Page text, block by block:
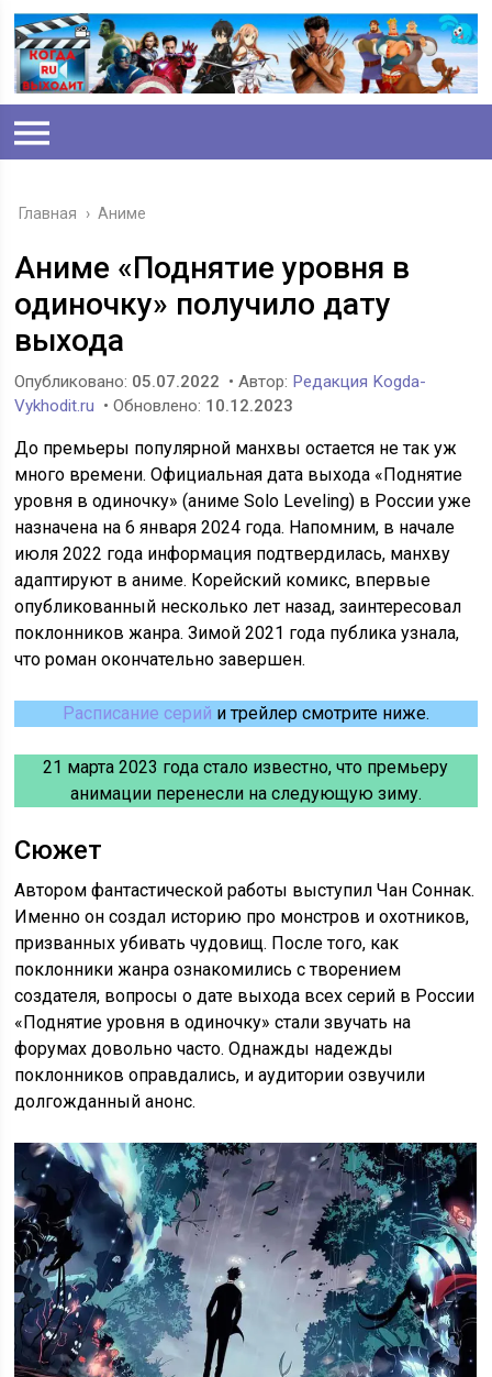
Главная › Аниме
Аниме «Поднятие уровня в
одиночку» получило дату
выхода
Опубликовано: 05.07.2022 • Автор: Редакция Kogda-
Vykhodit.ru • Обновлено: 10.12.2023
До премьеры популярной манхвы остается не так уж
много времени. Официальная дата выхода «Поднятие
уровня в одиночку» (аниме Solo Leveling) в России уже
назначена на 6 января 2024 года. Напомним, в начале
июля 2022 года информация подтвердилась, манхву
адаптируют в аниме. Корейский комикс, впервые
опубликованный несколько лет назад, заинтересовал
поклонников жанра. Зимой 2021 года публика узнала,
что роман окончательно завершен.
Расписание серий и трейлер смотрите ниже.
21 марта 2023 года стало известно, что премьеру
анимации перенесли на следующую зиму.
Сюжет
Автором фантастической работы выступил Чан Соннак.
Именно он создал историю про монстров и охотников,
призванных убивать чудовищ. После того, как
поклонники жанра ознакомились с творением
создателя, вопросы о дате выхода всех серий в России
«Поднятие уровня в одиночку» стали звучать на
форумах довольно часто. Однажды надежды
поклонников оправдались, и аудитории озвучили
долгожданный анонс.